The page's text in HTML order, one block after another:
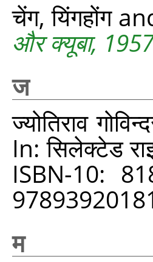
चेंग, यिंगहोंग
और क्यूबा,
ज
ज्योतिराव
In: सिलेक्टेड
ISBN-10:
म